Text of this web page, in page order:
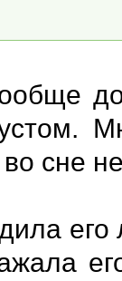
во сне
его